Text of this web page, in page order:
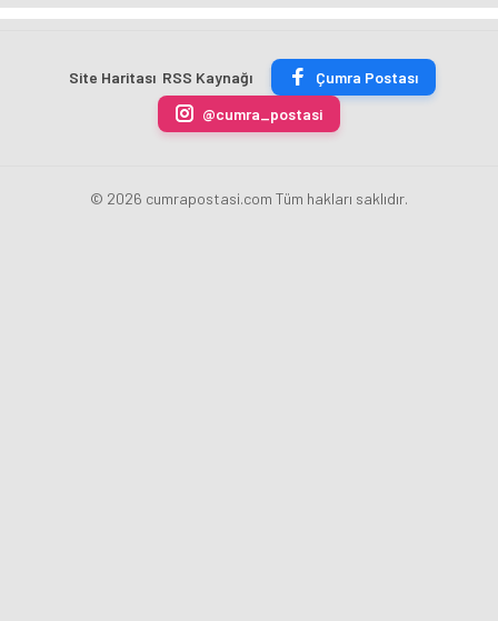
Tanıtılacak
Bayrakçı
Yükseliyor
Yeni
Açıkladı
Başladı
Site Haritası RSS Kaynağı
Çumra Postası
@cumra_postasi
© 2026 cumrapostasi.com Tüm hakları saklıdır.